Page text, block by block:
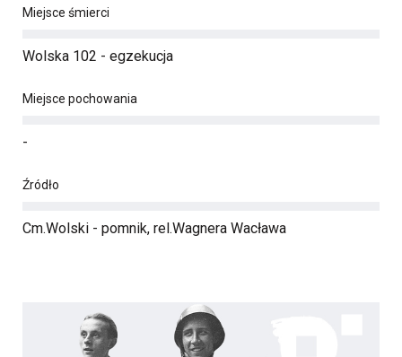
Miejsce śmierci
Wolska 102 - egzekucja
Miejsce pochowania
-
Źródło
Cm.Wolski - pomnik, rel.Wagnera Wacława